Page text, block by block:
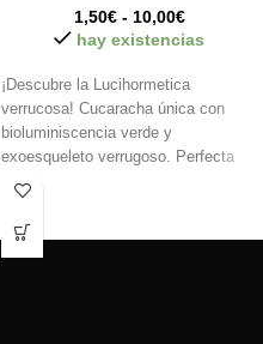
1,50€ - 10,00€
hay existencias
¡Descubre la Lucihormetica
verrucosa! Cucaracha única con
bioluminiscencia verde y
exoesqueleto verrugoso. Perfecta
para estudios o aficionados.